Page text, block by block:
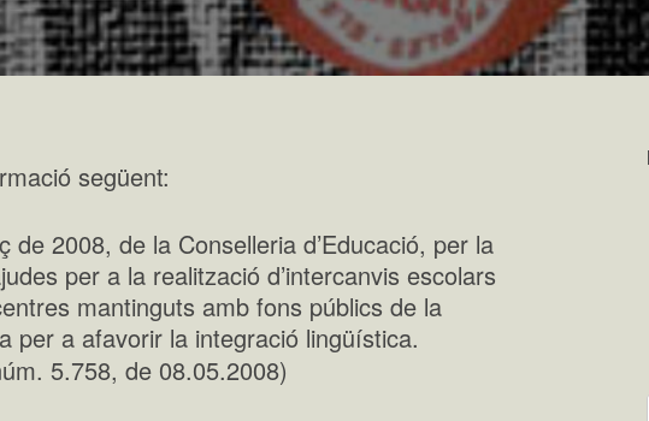
següent:
de 2008, de la Conselleria d’Educació, per la
per a la realització d’intercanvis escolars
mantinguts amb fons públics de la
per a afavorir la integració lingüística.
5.758, de 08.05.2008)